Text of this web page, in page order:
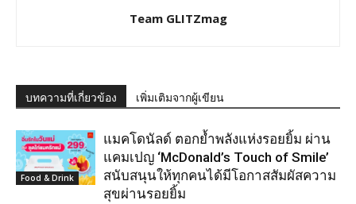
Team GLITZmag
บทความที่เกี่ยวข้อง เพิ่มเติมจากผู้เขียน
Food & Drink
แมคโดนัลด์ ตอกย้ำพลังแห่งรอยยิ้ม ผ่าน
แคมเปญ ‘McDonald’s Touch of Smile’
สนับสนุนให้ทุกคนได้มีโอกาสสัมผัสความ
สุขผ่านรอยยิ้ม